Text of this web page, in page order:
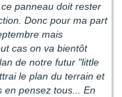
panneau doit rester
Donc pour ma part
mais
cas on va bientôt
de notre futur "little
le plan du terrain et
en pensez tous... En